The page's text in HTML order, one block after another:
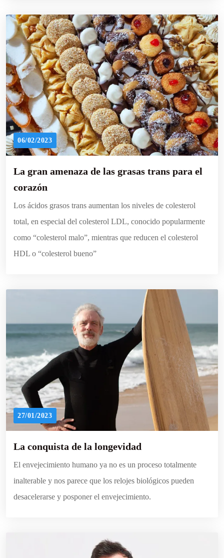
06/02/2023
La gran amenaza de las grasas trans para el
corazón
Los ácidos grasos trans aumentan los niveles de colesterol
total, en especial del colesterol LDL, conocido popularmente
como “colesterol malo”, mientras que reducen el colesterol
HDL o “colesterol bueno”
27/01/2023
La conquista de la longevidad
El envejecimiento humano ya no es un proceso totalmente
inalterable y nos parece que los relojes biológicos pueden
desacelerarse y posponer el envejecimiento.